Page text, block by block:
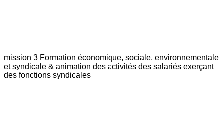
mission 3 Formation économique, sociale, environnementale
et syndicale & animation des activités des salariés exerçant
des fonctions syndicales